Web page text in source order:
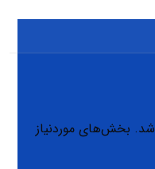
شد. بخش‌های موردنیاز